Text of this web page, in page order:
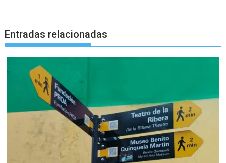
Entradas relacionadas